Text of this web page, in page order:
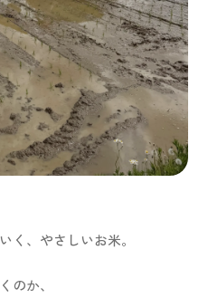
く、やさしいお米。
のか、